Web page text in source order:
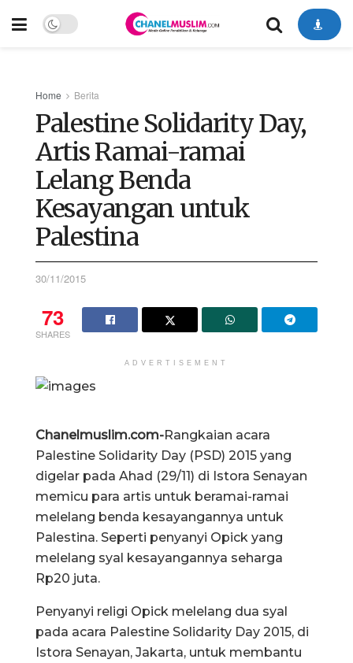
Home Berita
Palestine Solidarity Day,
Artis Ramai-ramai
Lelang Benda
Kesayangan untuk
Palestina
30/11/2015
73
SHARES
ADVERTISEMENT
Chanelmuslim.com-Rangkaian acara
Palestine Solidarity Day (PSD) 2015 yang
digelar pada Ahad (29/11) di Istora Senayan
memicu para artis untuk beramai-ramai
melelang benda kesayangannya untuk
Palestina. Seperti penyanyi Opick yang
melelang syal kesayangannya seharga
Rp20 juta.
Penyanyi religi Opick melelang dua syal
pada acara Palestine Solidarity Day 2015, di
Istora Senayan, Jakarta, untuk membantu